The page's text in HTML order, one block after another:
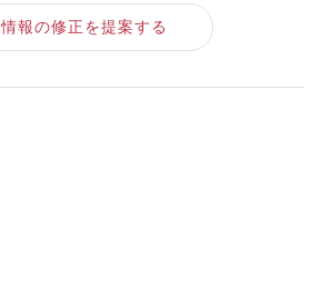
情報の修正を提案する